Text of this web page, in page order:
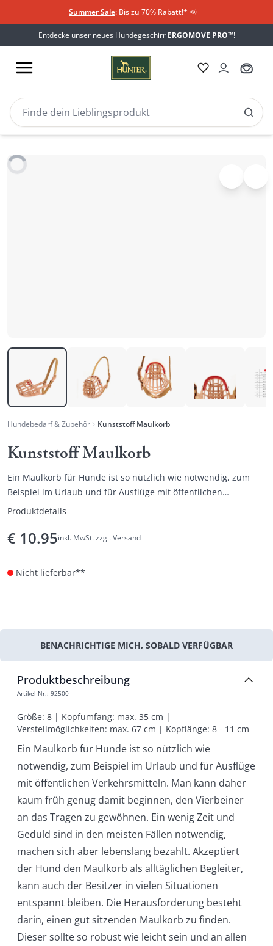
Summer Sale: Bis zu 70% Rabatt!* 🌞
Entdecke unser neues Hundegeschirr ERGOMOVE PRO™!
Hundebedarf & Zubehör Kunststoff Maulkorb
Kunststoff Maulkorb
Ein Maulkorb für Hunde ist so nützlich wie notwendig, zum
Beispiel im Urlaub und für Ausflüge mit öffentlichen
Verkehrsmitteln.
Produktdetails
€ 10.95inkl. MwSt. zzgl. Versand
Nicht lieferbar**
BENACHRICHTIGE MICH, SOBALD VERFÜGBAR
Produktbeschreibung
Artikel-Nr.: 92500
Größe: 8 | Kopfumfang: max. 35 cm |
Verstellmöglichkeiten: max. 67 cm | Kopflänge: 8 - 11 cm
Ein Maulkorb für Hunde ist so nützlich wie
notwendig, zum Beispiel im Urlaub und für Ausflüge
mit öffentlichen Verkehrsmitteln. Man kann daher
kaum früh genug damit beginnen, den Vierbeiner
an das Tragen zu gewöhnen. Ein wenig Zeit und
Geduld sind in den meisten Fällen notwendig,
machen sich aber lebenslang bezahlt. Akzeptiert
der Hund den Maulkorb als alltäglichen Begleiter,
kann auch der Besitzer in vielen Situationen
entspannt bleiben. Die Herausforderung besteht
darin, einen gut sitzenden Maulkorb zu finden.
Dieser sollte so robust wie leicht sein und an allen